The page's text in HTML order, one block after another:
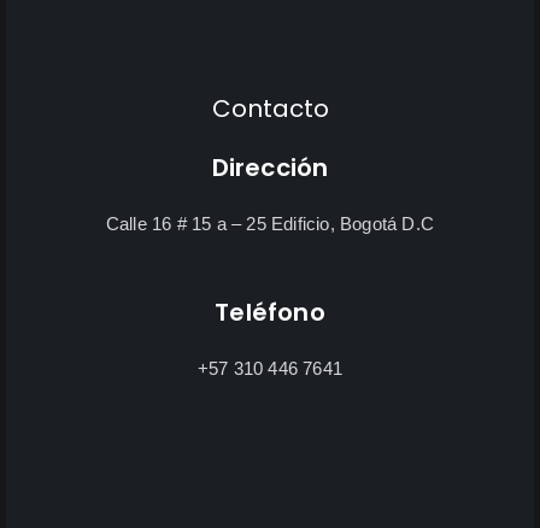
Contacto
Dirección
Calle 16 # 15 a – 25 Edificio, Bogotá D.C
Teléfono
+57 310 446 7641